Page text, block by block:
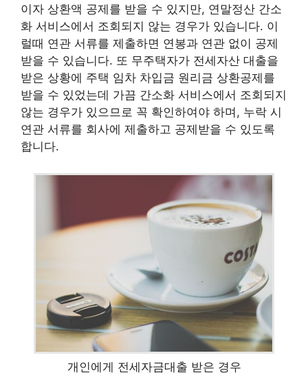
이자 상환액 공제를 받을 수 있지만, 연말정산 간소
화 서비스에서 조회되지 않는 경우가 있습니다. 이
럴때 연관 서류를 제출하면 연봉과 연관 없이 공제
받을 수 있습니다. 또 무주택자가 전세자산 대출을
받은 상황에 주택 임차 차입금 원리금 상환공제를
받을 수 있었는데 가끔 간소화 서비스에서 조회되지
않는 경우가 있으므로 꼭 확인하여야 하며, 누락 시
연관 서류를 회사에 제출하고 공제받을 수 있도록
합니다.
개인에게 전세자금대출 받은 경우